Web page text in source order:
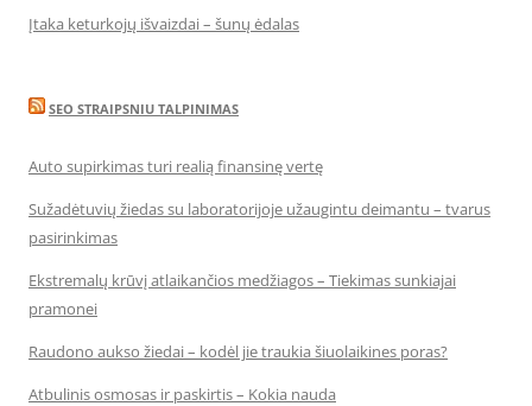
Įtaka keturkojų išvaizdai – šunų ėdalas
SEO STRAIPSNIU TALPINIMAS
Auto supirkimas turi realią finansinę vertę
Sužadėtuvių žiedas su laboratorijoje užaugintu deimantu – tvarus
pasirinkimas
Ekstremalų krūvį atlaikančios medžiagos – Tiekimas sunkiajai
pramonei
Raudono aukso žiedai – kodėl jie traukia šiuolaikines poras?
Atbulinis osmosas ir paskirtis – Kokia nauda